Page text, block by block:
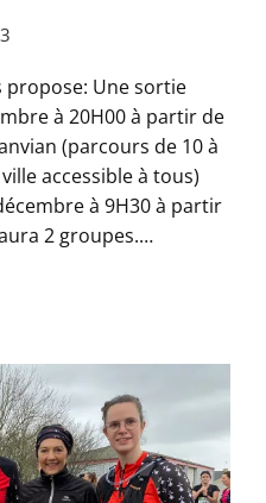
propose: Une sortie
à 20H00 à partir de
(parcours de 10 à
accessible à tous)
à 9H30 à partir
2 groupes.…